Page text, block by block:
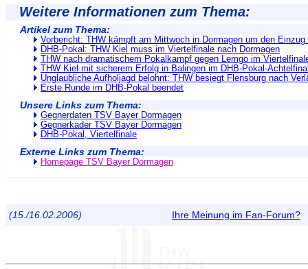
Weitere Informationen zum Thema:
Artikel zum Thema:
Vorbericht: THW kämpft am Mittwoch in Dormagen um den
DHB-Pokal: THW Kiel muss im Viertelfinale nach Dormagen
THW nach dramatischem Pokalkampf gegen Lemgo im
THW Kiel mit sicherem Erfolg in Balingen im DHB-Pokal-
Unglaubliche Aufholjagd belohnt: THW besiegt Flensburg nach
Erste Runde im DHB-Pokal beendet
Unsere Links zum Thema:
Gegnerdaten TSV Bayer Dormagen
Gegnerkader TSV Bayer Dormagen
DHB-Pokal, Viertelfinale
Externe Links zum Thema:
Homepage TSV Bayer Dormagen
(15./16.02.2006) Ihre Meinung im Fan-Forum?